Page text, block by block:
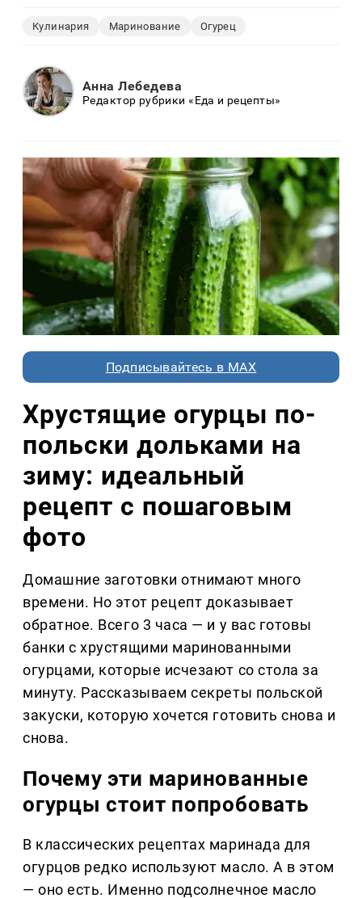
Кулинария Маринование Огурец
Анна Лебедева
Редактор рубрики «Еда и рецепты»
Подписывайтесь в MAX
Хрустящие огурцы по-
польски дольками на
зиму: идеальный
рецепт с пошаговым
фото
Домашние заготовки отнимают много
времени. Но этот рецепт доказывает
обратное. Всего 3 часа — и у вас готовы
банки с хрустящими маринованными
огурцами, которые исчезают со стола за
минуту. Рассказываем секреты польской
закуски, которую хочется готовить снова и
снова.
Почему эти маринованные
огурцы стоит попробовать
В классических рецептах маринада для
огурцов редко используют масло. А в этом
— оно есть. Именно подсолнечное масло